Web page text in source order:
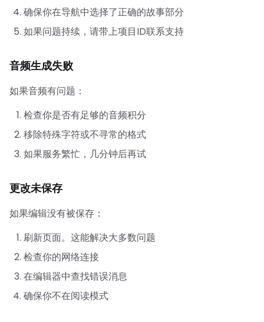
确保你在导航中选择了正确的故事部分
如果问题持续，请带上项目ID联系支持
音频生成失败
如果音频有问题：
检查你是否有足够的音频积分
移除特殊字符或不寻常的格式
如果服务繁忙，几分钟后再试
更改未保存
如果编辑没有被保存：
刷新页面。这能解决大多数问题
检查你的网络连接
在编辑器中查找错误消息
确保你不在阅读模式